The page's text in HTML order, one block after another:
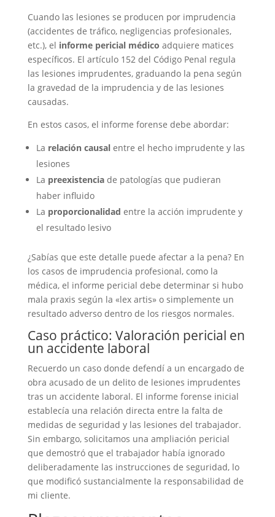
Cuando las lesiones se producen por imprudencia
(accidentes de tráfico, negligencias profesionales,
etc.), el informe pericial médico adquiere matices
específicos. El artículo 152 del Código Penal regula
las lesiones imprudentes, graduando la pena según
la gravedad de la imprudencia y de las lesiones
causadas.
En estos casos, el informe forense debe abordar:
La relación causalentre el hecho imprudente y las
lesiones
La preexistenciade patologías que pudieran
haber influido
La proporcionalidad entre la acción imprudente y
el resultado lesivo
¿Sabías que este detalle puede afectar a la pena? En
los casos de imprudencia profesional, como la
médica, el informe pericial debe determinar si hubo
mala praxis según la «lex artis» o simplemente un
resultado adverso dentro de los riesgos normales.
Caso práctico: Valoración pericial en
un accidente laboral
Recuerdo un caso donde defendí a un encargado de
obra acusado de un delito de lesiones imprudentes
tras un accidente laboral. El informe forense inicial
establecía una relación directa entre la falta de
medidas de seguridad y las lesiones del trabajador.
Sin embargo, solicitamos una ampliación pericial
que demostró que el trabajador había ignorado
deliberadamente las instrucciones de seguridad, lo
que modificó sustancialmente la responsabilidad de
mi cliente.